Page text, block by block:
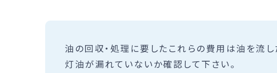
油の回収・処理に要したこれらの費用は油を流し
灯油が漏れていないか確認して下さい。